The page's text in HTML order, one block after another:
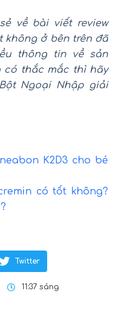
về bài viết review
không ở bên trên đã
thông tin về sản
có thắc mắc thì hãy
Ngoại Nhập giải
K2D3 cho bé
có tốt không?
Twitter
11:37 sáng